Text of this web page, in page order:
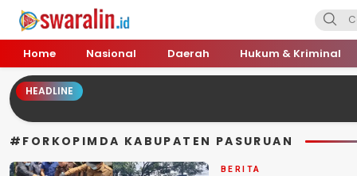
Swara Lin
Independent, Tajam & Profesional
Home Nasional Daerah Hukum & Kriminal
HEADLINE
#FORKOPIMDA KABUPATEN PASURUAN
BERITA